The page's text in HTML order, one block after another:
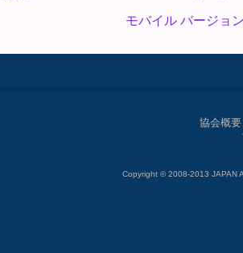
モバイル バージョ
協会概要
Copyright © 2008-2013 JAPAN